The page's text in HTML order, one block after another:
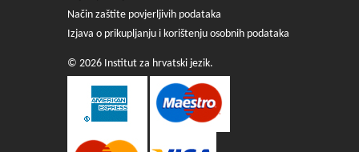
Način zaštite povjerljivih podataka
Izjava o prikupljanju i korištenju osobnih podataka
© 2026 Institut za hrvatski jezik.